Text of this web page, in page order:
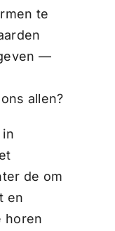
te
—
allen?
de om
en
horen